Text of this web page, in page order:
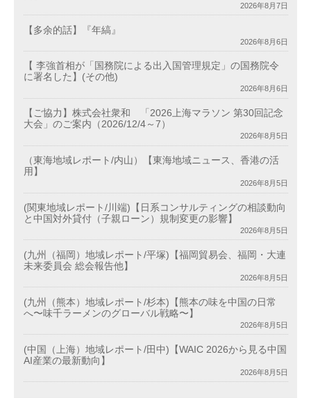
2026年8月7日
【多余的話】『年縞』
2026年8月6日
【 李強首相が「国務院による出入国管理規定」の国務院令
に署名した】(その他)
2026年8月6日
【ご協力】株式会社衆和 「2026上海マラソン 第30回記念
大会」のご案内（2026/12/4～7）
2026年8月5日
（東海地域レポート/内山）【東海地域ニュース、香港の活
用】
2026年8月5日
(関東地域レポート/川端)【日系コンサルティングの相談動向
と中国対外貸付（子親ローン）規制変更の影響】
2026年8月5日
(九州（福岡）地域レポート/平塚)【福岡貿易会、福岡・大連
未来委員会 総会報告他】
2026年8月5日
(九州（熊本）地域レポート/杉本)【熊本の味を中国の日常
へ〜味千ラーメンのグローバル戦略〜】
2026年8月5日
(中国（上海）地域レポート/田中)【WAIC 2026から見る中国
AI産業の最新動向】
2026年8月5日